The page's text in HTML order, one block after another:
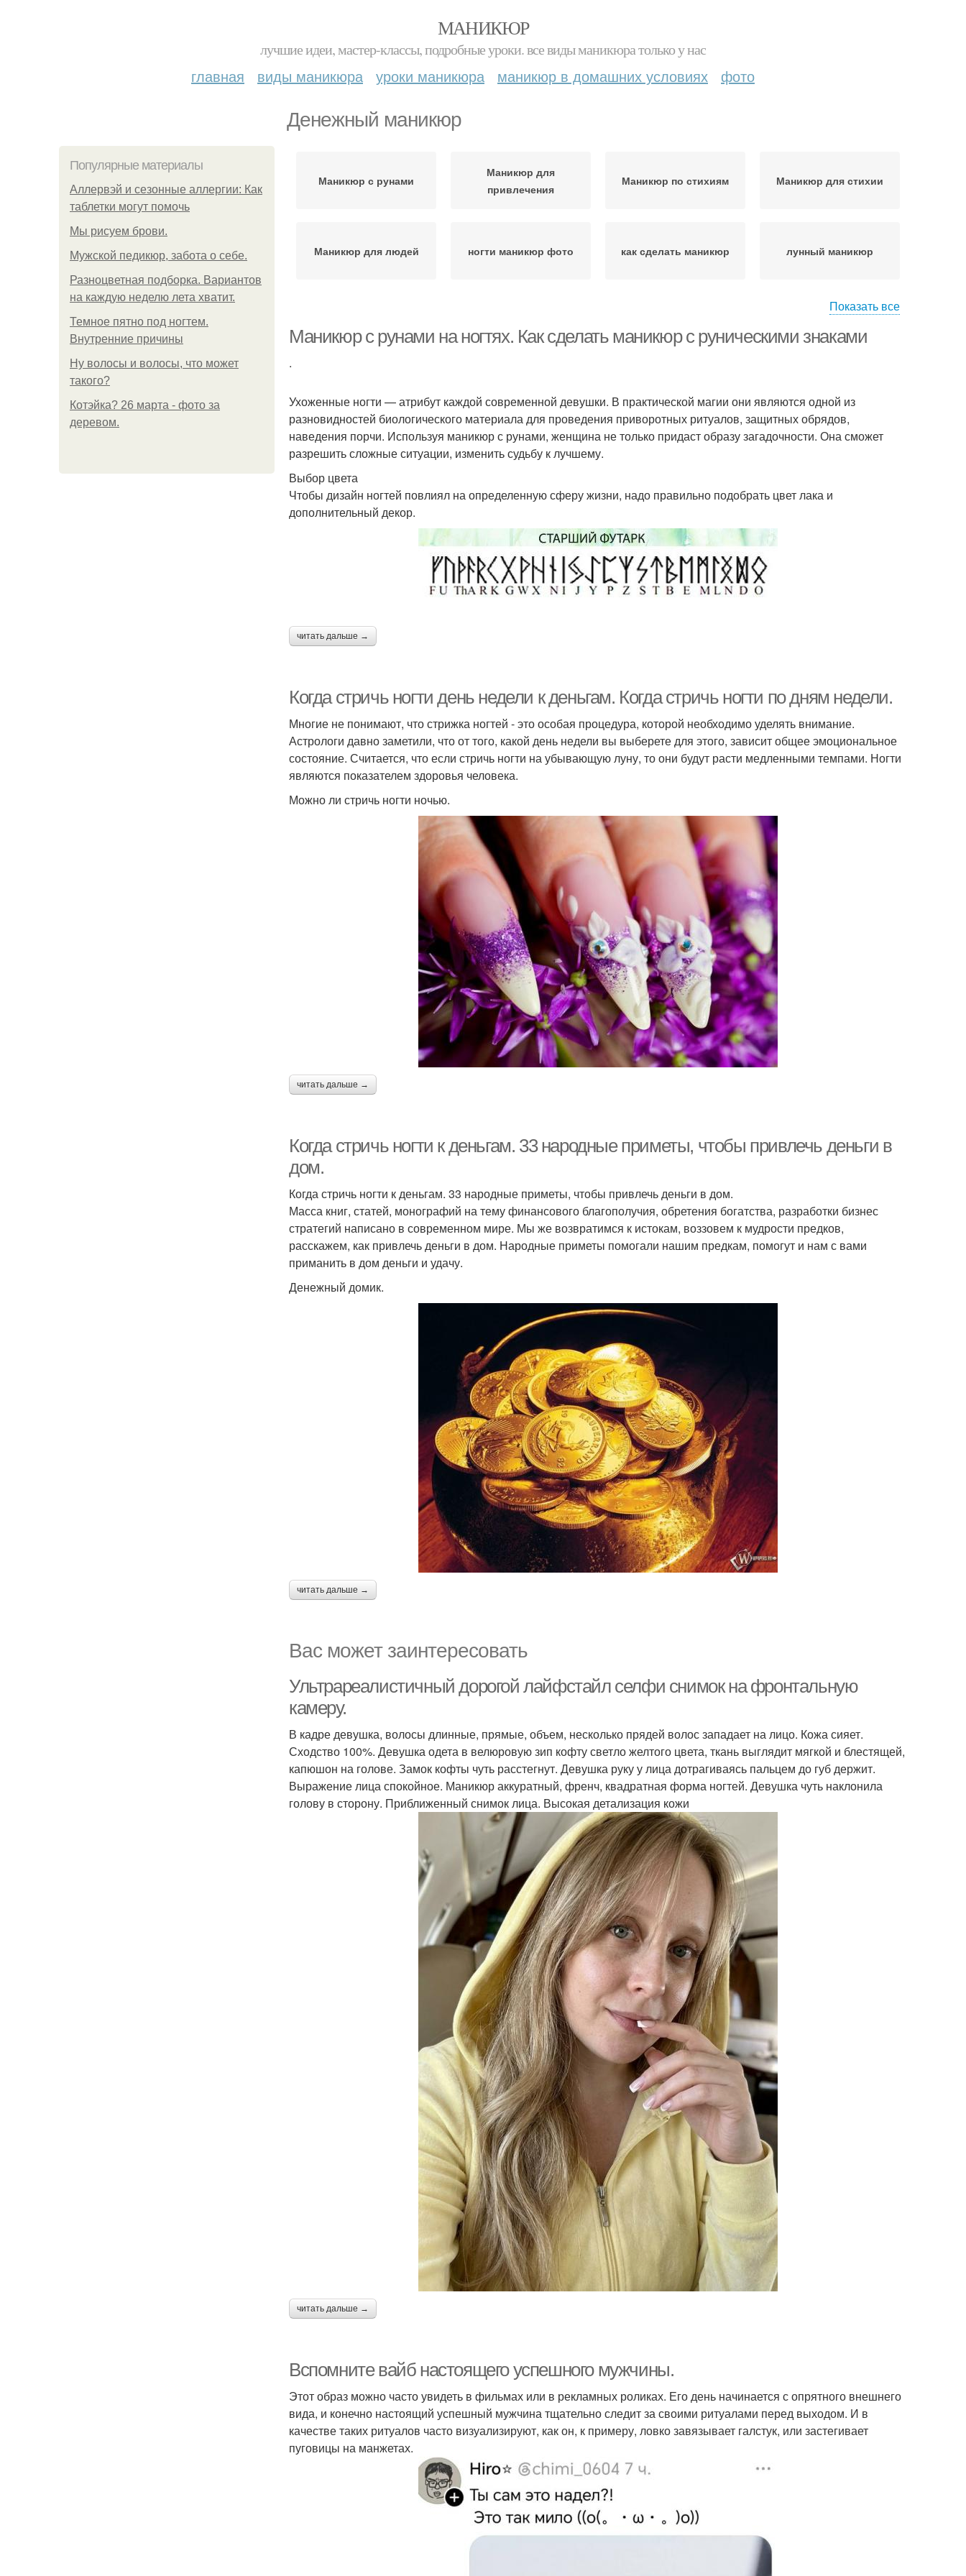
МАНИКЮР
лучшие идеи, мастер-классы, подробные уроки. все виды маникюра только у нас
главная виды маникюра уроки маникюра маникюр в домашних условиях фото
Денежный маникюр
Популярные материалы
Аллервэй и сезонные аллергии: Как
таблетки могут помочь
Мы рисуем брови.
Мужской педикюр, забота о себе.
Разноцветная подборка. Вариантов
на каждую неделю лета хватит.
Темное пятно под ногтем.
Внутренние причины
Ну волосы и волосы, что может
такого?
Котэйка? 26 марта - фото за
деревом.
Маникюр с рунами
Маникюр для
привлечения
Маникюр по стихиям Маникюр для стихии
Маникюр для людей ногти маникюр фото как сделать маникюр лунный маникюр
Маникюр по лунному
календарю
Показать все
Маникюр с рунами на ногтях. Как сделать маникюр с руническими знаками
.
Ухоженные ногти — атрибут каждой современной девушки. В практической магии они являются одной из
разновидностей биологического материала для проведения приворотных ритуалов, защитных обрядов,
наведения порчи. Используя маникюр с рунами, женщина не только придаст образу загадочности. Она сможет
разрешить сложные ситуации, изменить судьбу к лучшему.
Выбор цвета
Чтобы дизайн ногтей повлиял на определенную сферу жизни, надо правильно подобрать цвет лака и
дополнительный декор.
читать дальше →
Когда стричь ногти день недели к деньгам. Когда стричь ногти по дням недели.
Многие не понимают, что стрижка ногтей - это особая процедура, которой необходимо уделять внимание.
Астрологи давно заметили, что от того, какой день недели вы выберете для этого, зависит общее эмоциональное
состояние. Считается, что если стричь ногти на убывающую луну, то они будут расти медленными темпами. Ногти
являются показателем здоровья человека.
Можно ли стричь ногти ночью.
читать дальше →
Когда стричь ногти к деньгам. 33 народные приметы, чтобы привлечь деньги в
дом.
Когда стричь ногти к деньгам. 33 народные приметы, чтобы привлечь деньги в дом.
Масса книг, статей, монографий на тему финансового благополучия, обретения богатства, разработки бизнес
стратегий написано в современном мире. Мы же возвратимся к истокам, воззовем к мудрости предков,
расскажем, как привлечь деньги в дом. Народные приметы помогали нашим предкам, помогут и нам с вами
приманить в дом деньги и удачу.
Денежный домик.
читать дальше →
Вас может заинтересовать
Ультрареалистичный дорогой лайфстайл селфи снимок на фронтальную
камеру.
В кадре девушка, волосы длинные, прямые, объем, несколько прядей волос западает на лицо. Кожа сияет.
Сходство 100%. Девушка одета в велюровую зип кофту светло желтого цвета, ткань выглядит мягкой и блестящей,
капюшон на голове. Замок кофты чуть расстегнут. Девушка руку у лица дотрагиваясь пальцем до губ держит.
Выражение лица спокойное. Маникюр аккуратный, френч, квадратная форма ногтей. Девушка чуть наклонила
голову в сторону. Приближенный снимок лица. Высокая детализация кожи
читать дальше →
Вспомните вайб настоящего успешного мужчины.
Этот образ можно часто увидеть в фильмах или в рекламных роликах. Его день начинается с опрятного внешнего
вида, и конечно настоящий успешный мужчина тщательно следит за своими ритуалами перед выходом. И в
качестве таких ритуалов часто визуализируют, как он, к примеру, ловко завязывает галстук, или застегивает
пуговицы на манжетах.